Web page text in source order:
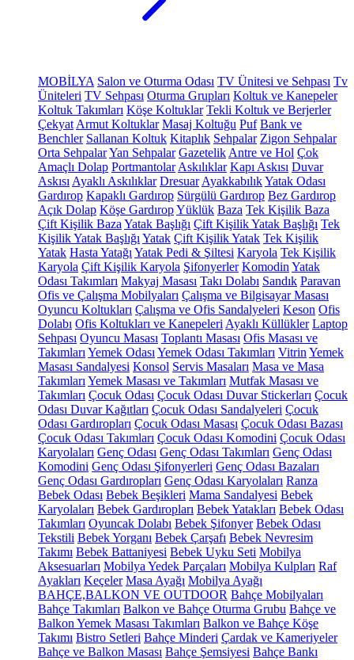
MOBİLYA Salon ve Oturma Odası TV Ünitesi ve Sehpası Tv
Üniteleri TV Sehpası Oturma Grupları Koltuk ve Kanepeler
Koltuk Takımları Köşe Koltuklar Tekli Koltuk ve Berjerler
Çekyat Armut Koltuklar Masaj Koltuğu Puf Bank ve
Benchler Sallanan Koltuk Kitaplık Sehpalar Zigon Sehpalar
Orta SehpalarYan Sehpalar Gazetelik Antre ve Hol Çok
Amaçlı Dolap Portmantolar Askılıklar Kapı Askısı Duvar
Askısı Ayaklı Askılıklar Dresuar AyakkabılıkYatak Odası
Gardırop Kapaklı Gardırop Sürgülü Gardırop Bez Gardırop
Açık Dolap Köşe GardıropYüklük Baza Tek Kişilik Baza
Çift Kişilik Baza Yatak Başlığı Çift Kişilik Yatak Başlığı Tek
Kişilik Yatak Başlığı Yatak Çift Kişilik Yatak Tek Kişilik
Yatak Hasta Yatağı Yatak Pedi & Şiltesi Karyola Tek Kişilik
Karyola Çift Kişilik Karyola Şifonyerler Komodin Yatak
Odası Takımları Makyaj Masası Takı Dolabı Sandık Paravan
Ofis ve Çalışma Mobilyaları Çalışma ve Bilgisayar Masası
Oyuncu Koltukları Çalışma ve Ofis Sandalyeleri Keson Ofis
Dolabı Ofis Koltukları ve Kanepeleri Ayaklı Küllükler Laptop
Sehpası Oyuncu Masası Toplantı Masası Ofis Masası ve
Takımları Yemek Odası Yemek Odası Takımları Vitrin Yemek
Masası Sandalyesi Konsol Servis Masaları Masa ve Masa
Takımları Yemek Masası ve Takımları Mutfak Masası ve
Takımları Çocuk Odası Çocuk Odası Duvar Stickerları Çocuk
Odası Duvar Kağıtları Çocuk Odası Sandalyeleri Çocuk
Odası Gardıropları Çocuk Odası Masası Çocuk Odası Bazası
Çocuk Odası Takımları Çocuk Odası Komodini Çocuk Odası
Karyolaları Genç Odası Genç Odası Takımları Genç Odası
Komodini Genç Odası Şifonyerleri Genç Odası Bazaları
Genç Odası Gardıropları Genç Odası Karyolaları Ranza
Bebek Odası Bebek Beşikleri Mama Sandalyesi Bebek
Karyolaları Bebek Gardıropları Bebek Yatakları Bebek Odası
Takımları Oyuncak Dolabı Bebek Şifonyer Bebek Odası
Tekstili Bebek Yorganı Bebek Çarşafı Bebek Nevresim
Takımı Bebek Battaniyesi Bebek Uyku Seti Mobilya
Aksesuarları Mobilya Yedek Parçaları Mobilya Kulpları Raf
Ayakları Keçeler Masa Ayağı Mobilya Ayağı
BAHÇE,BALKON VE OUTDOOR Bahçe Mobilyaları
Bahçe Takımları Balkon ve Bahçe Oturma Grubu Bahçe ve
Balkon Yemek Masası Takımları Balkon ve Bahçe Köşe
Takımı Bistro Setleri Bahçe Minderi Çardak ve Kameriyeler
Bahçe ve Balkon Masası Bahçe Şemsiyesi Bahçe Bankı